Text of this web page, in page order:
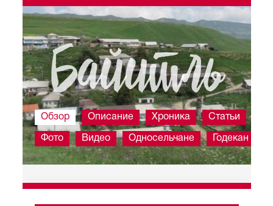
Байитль
Обзор Описание Хроника Статьи
Фото Видео Односельчане Годекан